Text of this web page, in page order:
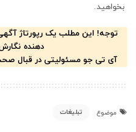
بخواهید.
توجه! این مطلب یک رپورتاژ
دهنده
آی تی جو مسئولیتی در قبال
موضوع تبلیغات